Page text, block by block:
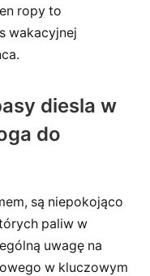
ropy to
wakacyjnej
diesla w
do
są niepokojąco
paliw w
uwagę na
w kluczowym